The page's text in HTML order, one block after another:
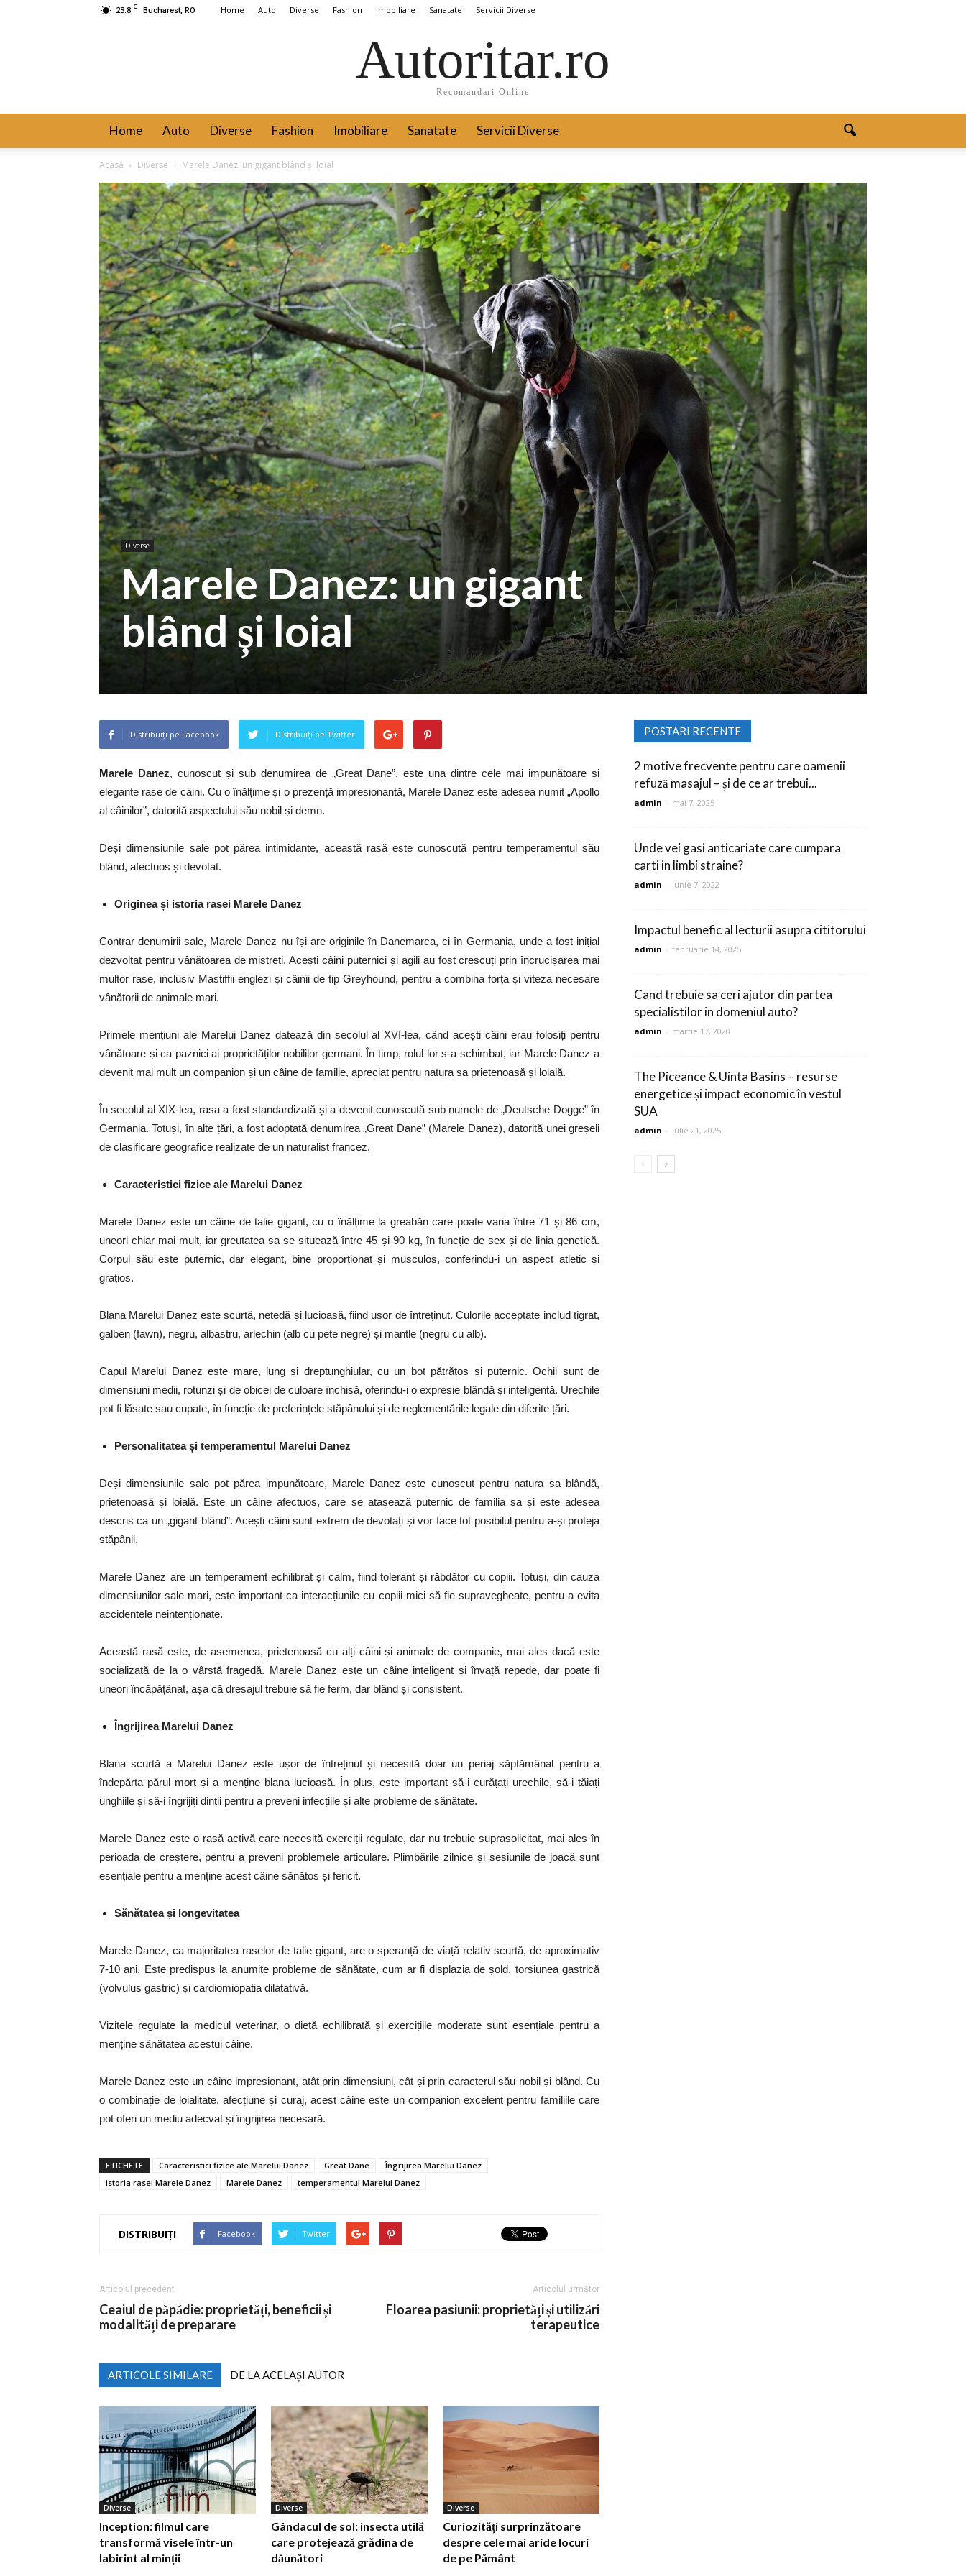
23.8 C Bucharest, RO Home Auto Diverse Fashion Imobiliare Sanatate Servicii Diverse
Autoritar.ro
Recomandari Online
Home Auto Diverse Fashion Imobiliare Sanatate Servicii Diverse
Acasă Diverse Marele Danez: un gigant blând și loial
Diverse
Marele Danez: un gigant
blând și loial
Distribuiți pe Facebook Distribuiți pe Twitter
Marele Danez, cunoscut și sub denumirea de „Great Dane”, este una dintre cele mai impunătoare și
elegante rase de câini. Cu o înălțime și o prezență impresionantă, Marele Danez este adesea numit „Apollo
al câinilor”, datorită aspectului său nobil și demn.
Deși dimensiunile sale pot părea intimidante, această rasă este cunoscută pentru temperamentul său
blând, afectuos și devotat.
Originea și istoria rasei Marele Danez
Contrar denumirii sale, Marele Danez nu își are originile în Danemarca, ci în Germania, unde a fost inițial
dezvoltat pentru vânătoarea de mistreți. Acești câini puternici și agili au fost crescuți prin încrucișarea mai
multor rase, inclusiv Mastiffii englezi și câinii de tip Greyhound, pentru a combina forța și viteza necesare
vânătorii de animale mari.
Primele mențiuni ale Marelui Danez datează din secolul al XVI-lea, când acești câini erau folosiți pentru
vânătoare și ca paznici ai proprietăților nobililor germani. În timp, rolul lor s-a schimbat, iar Marele Danez a
devenit mai mult un companion și un câine de familie, apreciat pentru natura sa prietenoasă și loială.
În secolul al XIX-lea, rasa a fost standardizată și a devenit cunoscută sub numele de „Deutsche Dogge” în
Germania. Totuși, în alte țări, a fost adoptată denumirea „Great Dane” (Marele Danez), datorită unei greșeli
de clasificare geografice realizate de un naturalist francez.
Caracteristici fizice ale Marelui Danez
Marele Danez este un câine de talie gigant, cu o înălțime la greabăn care poate varia între 71 și 86 cm,
uneori chiar mai mult, iar greutatea sa se situează între 45 și 90 kg, în funcție de sex și de linia genetică.
Corpul său este puternic, dar elegant, bine proporționat și musculos, conferindu-i un aspect atletic și
grațios.
Blana Marelui Danez este scurtă, netedă și lucioasă, fiind ușor de întreținut. Culorile acceptate includ tigrat,
galben (fawn), negru, albastru, arlechin (alb cu pete negre) și mantle (negru cu alb).
Capul Marelui Danez este mare, lung și dreptunghiular, cu un bot pătrățos și puternic. Ochii sunt de
dimensiuni medii, rotunzi și de obicei de culoare închisă, oferindu-i o expresie blândă și inteligentă. Urechile
pot fi lăsate sau cupate, în funcție de preferințele stăpânului și de reglementările legale din diferite țări.
Personalitatea și temperamentul Marelui Danez
Deși dimensiunile sale pot părea impunătoare, Marele Danez este cunoscut pentru natura sa blândă,
prietenoasă și loială. Este un câine afectuos, care se atașează puternic de familia sa și este adesea
descris ca un „gigant blând”. Acești câini sunt extrem de devotați și vor face tot posibilul pentru a-și proteja
stăpânii.
Marele Danez are un temperament echilibrat și calm, fiind tolerant și răbdător cu copiii. Totuși, din cauza
dimensiunilor sale mari, este important ca interacțiunile cu copiii mici să fie supravegheate, pentru a evita
accidentele neintenționate.
Această rasă este, de asemenea, prietenoasă cu alți câini și animale de companie, mai ales dacă este
socializată de la o vârstă fragedă. Marele Danez este un câine inteligent și învață repede, dar poate fi
uneori încăpățânat, așa că dresajul trebuie să fie ferm, dar blând și consistent.
Îngrijirea Marelui Danez
Blana scurtă a Marelui Danez este ușor de întreținut și necesită doar un periaj săptămânal pentru a
îndepărta părul mort și a menține blana lucioasă. În plus, este important să-i curățați urechile, să-i tăiați
unghiile și să-i îngrijiți dinții pentru a preveni infecțiile și alte probleme de sănătate.
Marele Danez este o rasă activă care necesită exerciții regulate, dar nu trebuie suprasolicitat, mai ales în
perioada de creștere, pentru a preveni problemele articulare. Plimbările zilnice și sesiunile de joacă sunt
esențiale pentru a menține acest câine sănătos și fericit.
Sănătatea și longevitatea
Marele Danez, ca majoritatea raselor de talie gigant, are o speranță de viață relativ scurtă, de aproximativ
7-10 ani. Este predispus la anumite probleme de sănătate, cum ar fi displazia de șold, torsiunea gastrică
(volvulus gastric) și cardiomiopatia dilatativă.
Vizitele regulate la medicul veterinar, o dietă echilibrată și exercițiile moderate sunt esențiale pentru a
menține sănătatea acestui câine.
Marele Danez este un câine impresionant, atât prin dimensiuni, cât și prin caracterul său nobil și blând. Cu
o combinație de loialitate, afecțiune și curaj, acest câine este un companion excelent pentru familiile care
pot oferi un mediu adecvat și îngrijirea necesară.
ETICHETE Caracteristici fizice ale Marelui Danez Great Dane
Îngrijirea Marelui Danez
istoria rasei Marele Danez
Marele Danez temperamentul Marelui Danez
DISTRIBUIȚI Facebook Twitter
Articolul precedent
Ceaiul de păpădie: proprietăți, beneficii și
modalități de preparare
Articolul următor
Floarea pasiunii: proprietăți și utilizări
terapeutice
ARTICOLE SIMILARE DE LA ACELAȘI AUTOR
Diverse
Inception: filmul care
transformă visele într-un
labirint al minții
Diverse
Gândacul de sol: insecta utilă
care protejează grădina de
dăunători
Diverse
Curiozități surprinzătoare
despre cele mai aride locuri
de pe Pământ
POSTARI RECENTE
2 motive frecvente pentru care oamenii
refuză masajul – și de ce ar trebui...
admin - mai 7, 2025
Unde vei gasi anticariate care cumpara
carti in limbi straine?
admin - iunie 7, 2022
Impactul benefic al lecturii asupra cititorului
admin - februarie 14, 2025
Cand trebuie sa ceri ajutor din partea
specialistilor in domeniul auto?
admin - martie 17, 2020
The Piceance & Uinta Basins – resurse
energetice și impact economic în vestul
SUA
admin - iulie 21, 2025